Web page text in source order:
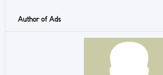
Author of Ads